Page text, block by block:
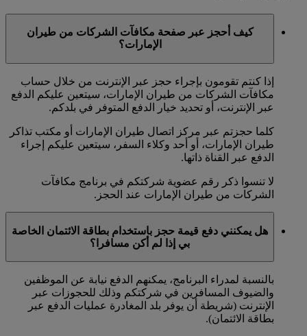
كيف أحجز عبر صفحة مكافآت الشركات من طيران
الإمارات؟
إذا كنتم تقومون بإجراء حجز عبر الإنترنت من خلال حساب
مكافآت الشركات من طيران الإمارات، سيتعين عليكم الدفع
عبر الإنترنت، أو تحديد خيار الدفع المتوفر في بلدكم.
كلما حجزتم عبر مركز اتصال طيران الإمارات أو مكتب تذاكر
طيران الإمارات، أو أحد وكلاء السفر، سيتعين عليكم إجراء
الدفع عبر القناة ذاتها.
لا تنسوا ذكر رقم عضوية شركتكم في برنامج مكافآت
الشركات من طيران الإمارات عند الحجز.
هل يمكنني دفع قيمة حجز باستخدام بطاقة الائتمان الخاصة
بي إذا لم أكن مسافرا؟
بالنسبة لمدراء البرنامج، يمكنهم الدفع نيابة عن الموظفين
والضيوف المسافرين في شركتكم وذلك للحجوزات عبر
الإنترنت (شريطة أن يوفر بلد المغادرة عمليات الدفع عبر
بطاقة الائتمان).